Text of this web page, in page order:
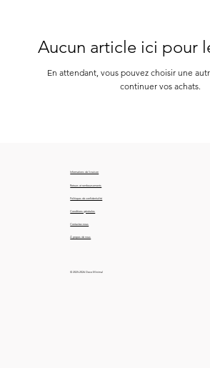
Aucun article ici pour
En attendant, vous pouvez choisir une
continuer vos achats.
Informations de livraison
Retours et remboursements
Politiques de confidentialité
Conditions générales
Contactez-nous
À propos de nous
© 2025-2026 Deco Minimal